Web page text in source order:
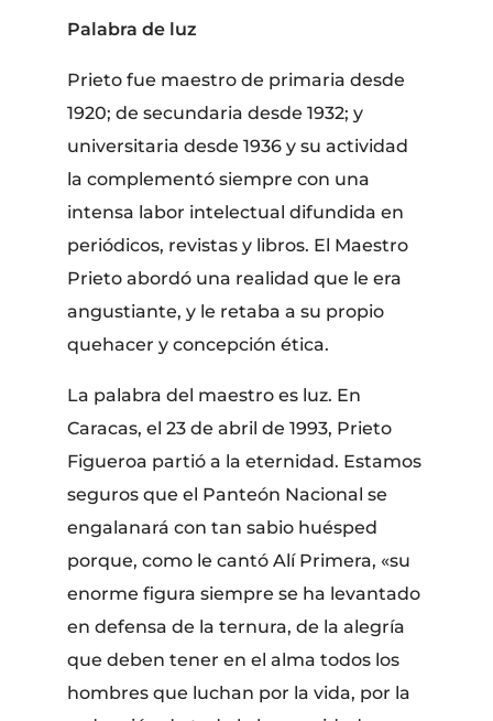
Palabra de luz
Prieto fue maestro de primaria desde
1920; de secundaria desde 1932; y
universitaria desde 1936 y su actividad
la complementó siempre con una
intensa labor intelectual difundida en
periódicos, revistas y libros. El Maestro
Prieto abordó una realidad que le era
angustiante, y le retaba a su propio
quehacer y concepción ética.
La palabra del maestro es luz. En
Caracas, el 23 de abril de 1993, Prieto
Figueroa partió a la eternidad. Estamos
seguros que el Panteón Nacional se
engalanará con tan sabio huésped
porque, como le cantó Alí Primera, «su
enorme figura siempre se ha levantado
en defensa de la ternura, de la alegría
que deben tener en el alma todos los
hombres que luchan por la vida, por la